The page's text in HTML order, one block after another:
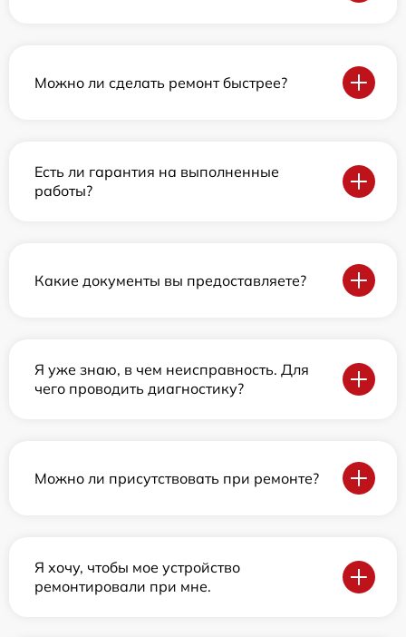
Можно ли сделать ремонт быстрее?
Есть ли гарантия на выполненные
работы?
Какие документы вы предоставляете?
Я уже знаю, в чем неисправность. Для
чего проводить диагностику?
Можно ли присутствовать при ремонте?
Я хочу, чтобы мое устройство
ремонтировали при мне.